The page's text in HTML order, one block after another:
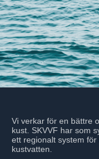
Vi verkar för en bättre
kust. SKVVF har som
ett regionalt system
kustvatten.